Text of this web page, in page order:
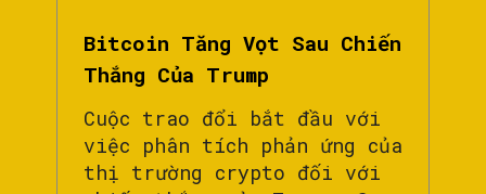
Bitcoin Tăng Vọt Sau Chiến
Thắng Của Trump
Cuộc trao đổi bắt đầu với
việc phân tích phản ứng của
thị trường crypto đối với